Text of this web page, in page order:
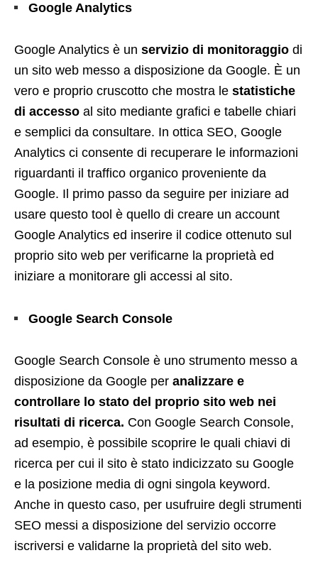
Google Analytics
Google Analytics è un servizio di monitoraggio di
un sito web messo a disposizione da Google. È un
vero e proprio cruscotto che mostra le statistiche
di accesso al sito mediante grafici e tabelle chiari
e semplici da consultare. In ottica SEO, Google
Analytics ci consente di recuperare le informazioni
riguardanti il traffico organico proveniente da
Google. Il primo passo da seguire per iniziare ad
usare questo tool è quello di creare un account
Google Analytics ed inserire il codice ottenuto sul
proprio sito web per verificarne la proprietà ed
iniziare a monitorare gli accessi al sito.
Google Search Console
Google Search Console è uno strumento messo a
disposizione da Google per analizzare e
controllare lo stato del proprio sito web nei
risultati di ricerca. Con Google Search Console,
ad esempio, è possibile scoprire le quali chiavi di
ricerca per cui il sito è stato indicizzato su Google
e la posizione media di ogni singola keyword.
Anche in questo caso, per usufruire degli strumenti
SEO messi a disposizione del servizio occorre
iscriversi e validarne la proprietà del sito web.